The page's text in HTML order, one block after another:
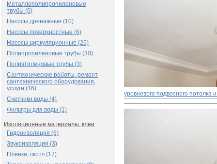
Металлополипропиленовые
трубы (6)
Насосы дренажные (10)
Насосы поверхностные (6)
Насосы циркуляционные (26)
Полипропиленовые трубы (30)
Полиэтиленовые трубы (3)
Сантехнические работы, ремонт
сантехнического оборудования,
услуги (16)
Счетчики воды (4)
Фильтры для воды (1)
Изоляционные материалы, клеи
Гидроизоляция (6)
Звукоизоляция (3)
Пленка, скотч (17)
уровневого подвесного потолка